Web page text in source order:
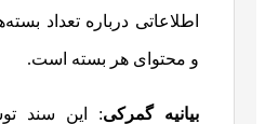
اطلاعاتی درباره تعداد
و محتوای هر بسته است.
بیانیه گمرکی: این سند